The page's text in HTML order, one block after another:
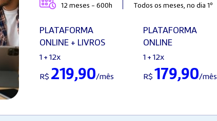
12 meses - 600h
Todos os meses, no dia 1º
PLATAFORMA
ONLINE + LIVROS
1 + 12x
R$ 219,90/mês
PLATAFORMA
ONLINE
1 + 12x
R$ 179,90/mês